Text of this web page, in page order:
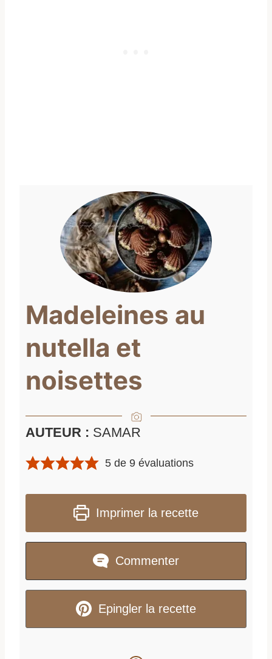
Madeleines au
nutella et
noisettes
AUTEUR : SAMAR
5 de9 évaluations
Imprimer la recette
Commenter
Epingler la recette